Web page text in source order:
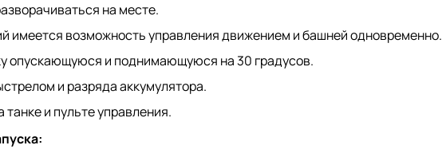
на месте.
имеется возможность управления движением и башней одновременно.
опускающуюся и поднимающуюся на 30 градусов.
и разряда аккумулятора.
и пульте управления.